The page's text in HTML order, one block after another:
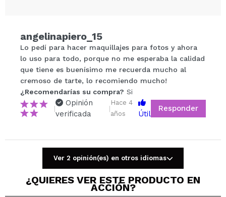
Compartir un vídeo o una foto
Tu vídeo podría ser el primero. Imagínatelo...
¿Recomendarías su compra?
5/5
angelinapiero_15
Lo pedí para hacer maquillajes para fotos y ahora
lo uso para todo, porque no me esperaba la calidad
que tiene es buenísimo me recuerda mucho al
cremoso de tarte, lo recomiendo mucho!
¿Recomendarías su compra? Si
|
Opinión
verificada
|
Hace 4
años
Útil
Responder
Ver 2 opinión(es) en otros idiomas
¿QUIERES VER ESTE PRODUCTO EN
ACCIÓN?